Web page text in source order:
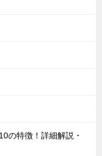
の特徴！詳細解説・